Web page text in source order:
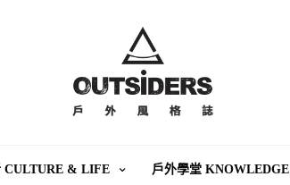
CULTURE & LIFE 戶外學堂 KNOWLEDGE